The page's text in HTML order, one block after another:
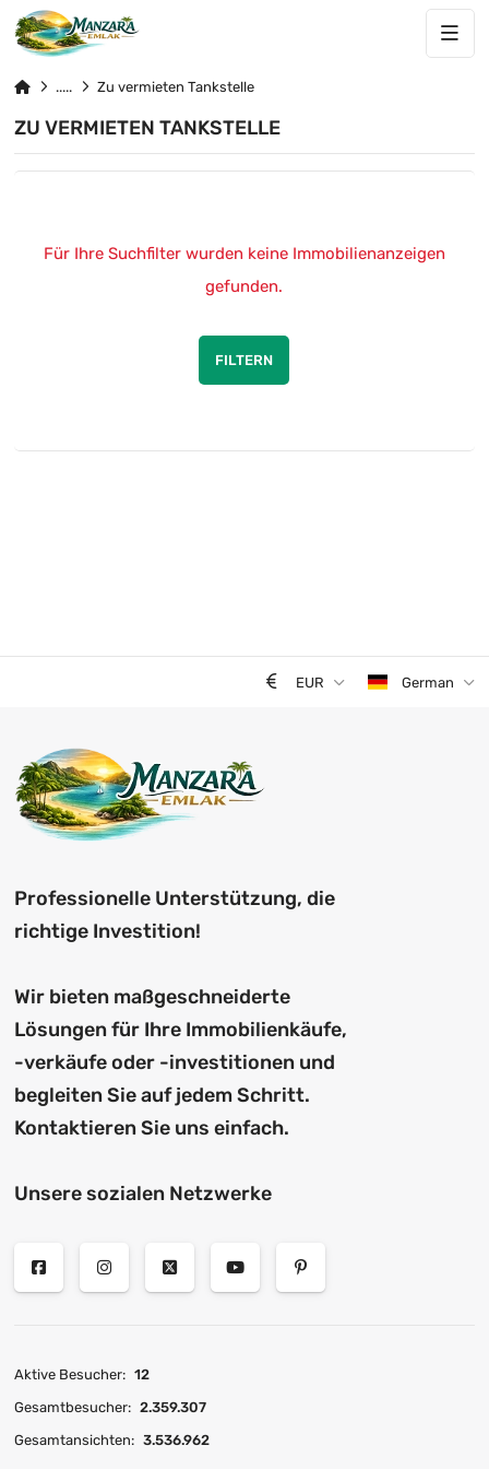
Zu vermieten Tankstelle
ZU VERMIETEN TANKSTELLE
Für Ihre Suchfilter wurden keine Immobilienanzeigen
gefunden.
FILTERN
EUR German
Professionelle Unterstützung, die
richtige Investition!
Wir bieten maßgeschneiderte
Lösungen für Ihre Immobilienkäufe,
-verkäufe oder -investitionen und
begleiten Sie auf jedem Schritt.
Kontaktieren Sie uns einfach.
Unsere sozialen Netzwerke
Aktive Besucher: 12
Gesamtbesucher: 2.359.307
Gesamtansichten: 3.536.962